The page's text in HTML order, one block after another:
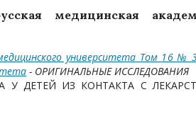
медицинская
университета Том 16 №
- ОРИГИНАЛЬНЫЕ ИССЛЕДОВАНИЯ
У ДЕТЕЙ ИЗ КОНТАКТА С